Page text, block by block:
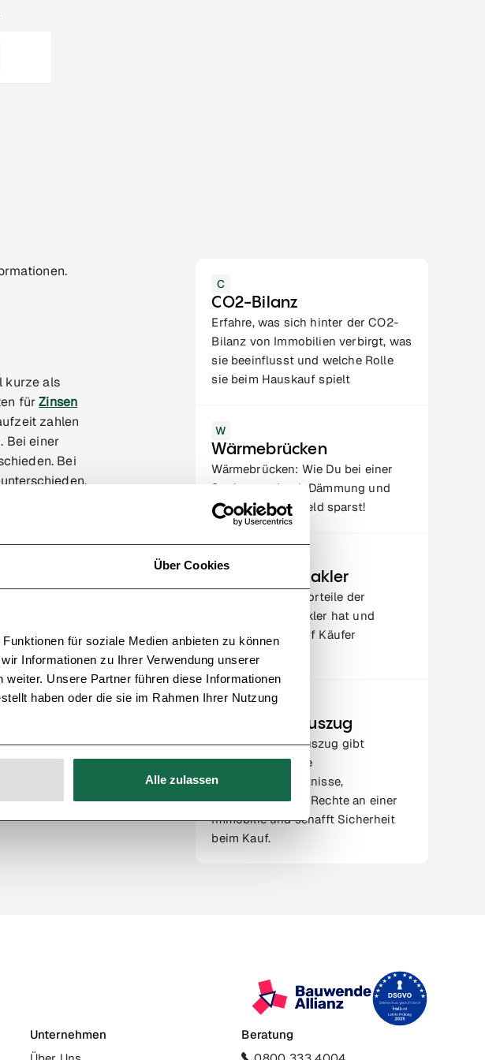
Über Cookies
für soziale Medien anbieten zu können
Informationen zu Ihrer Verwendung unserer
Unsere Partner führen diese Informationen
haben oder die sie im Rahmen Ihrer Nutzung
Alle zulassen
kurze als
fürZinsen
zahlen
Bei einer
Bei
haben.
C
CO2-Bilanz
Erfahre, was sich hinter der CO2-
Bilanz von Immobilien verbirgt, was
sie beeinflusst und welche Rolle
sie beim Hauskauf spielt
W
Wärmebrücken
Wärmebrücken: Wie Du bei einer
Sanierung durch Dämmung und
Isolation bares Geld sparst!
Immobilienmakler
Erfahre, welche Vorteile der
Hauskauf mit Makler hat und
welche Kosten auf Käufer
G
Grundbuchauszug
Der Grundbuchauszug gibt
Auskunft über die
Eigentumsverhältnisse,
Belastungen und Rechte an einer
Immobilie und schafft Sicherheit
beim Kauf.
Unternehmen
Beratung